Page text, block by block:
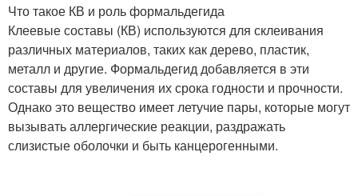
Что такое КВ и роль формальдегида
Клеевые составы (КВ) используются для склеивания
различных материалов, таких как дерево, пластик,
металл и другие. Формальдегид добавляется в эти
составы для увеличения их срока годности и прочности.
Однако это вещество имеет летучие пары, которые могут
вызывать аллергические реакции, раздражать
слизистые оболочки и быть канцерогенными.